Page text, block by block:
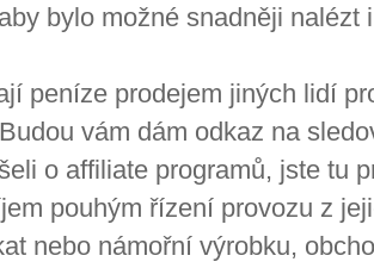
bylo možné snadněji
peníze prodejem jiných lidí
vám dám odkaz na
o affiliate programů, jste tu
pouhým řízení provozu z
nebo námořní výrobku,